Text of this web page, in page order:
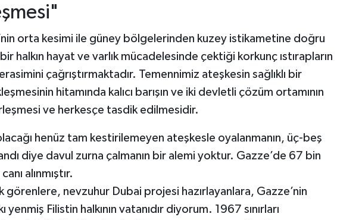
orta kesimi ile güney bölgelerinden kuzey istikametine doğru
halkın hayat ve varlık mücadelesinde çektiği korkunç ıstırapların
çağrıştırmaktadır. Temennimiz ateşkesin sağlıklı bir
hitamında kalıcı barışın ve iki devletli çözüm ortamının
ve herkesçe tasdik edilmesidir.
henüz tam kestirilemeyen ateşkesle oyalanmanın, üç-beş
diye davul zurna çalmanın bir alemi yoktur. Gazze’de 67 bin
alınmıştır.
görenlere, nevzuhur Dubai projesi hazırlayanlara, Gazze’nin
yenmiş Filistin halkının vatanıdır diyorum. 1967 sınırları